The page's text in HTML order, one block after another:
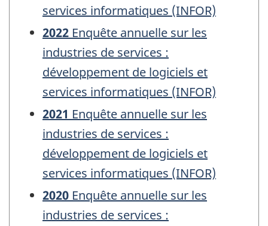
services informatiques (INFOR)
2022 Enquête annuelle sur les
industries de services :
développement de logiciels et
services informatiques (INFOR)
2021 Enquête annuelle sur les
industries de services :
développement de logiciels et
services informatiques (INFOR)
2020 Enquête annuelle sur les
industries de services :